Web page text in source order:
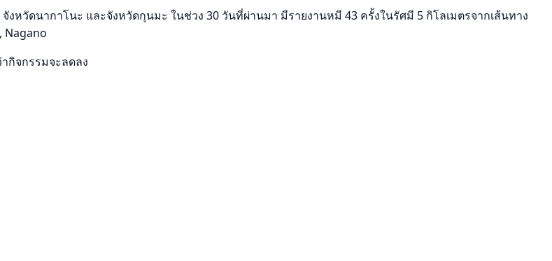
งหวัดนากาโนะ และจังหวัดกุนมะ ในช่วง 30 วันที่ผ่านมา มีรายงานหมี 43 ครั้งในรัศมี 5 กิโลเมตรจากเส้นทาง
Nagano
กิจกรรมจะลดลง